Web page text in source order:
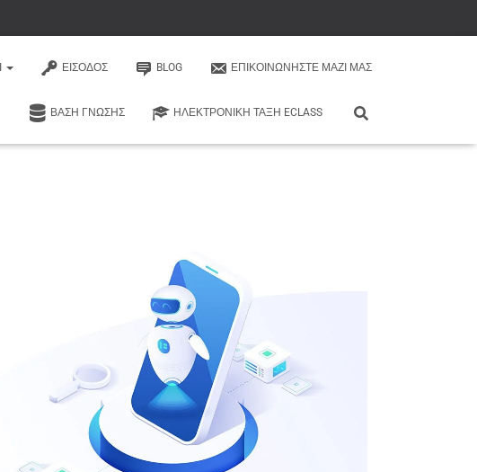
ΕΊΣΟΔΟΣ BLOG ΕΠΙΚΟΙΝΩΝΉΣΤΕ ΜΑΖΊ ΜΑΣ
ΒΆΣΗ ΓΝΏΣΗΣ ΗΛΕΚΤΡΟΝΙΚΉ ΤΆΞΗ ECLASS